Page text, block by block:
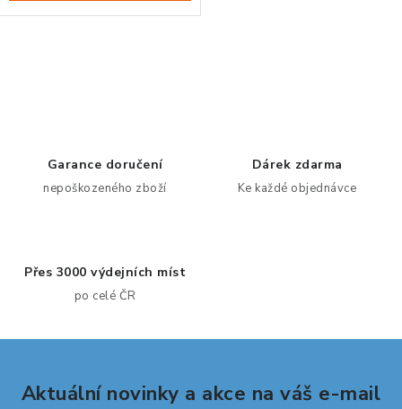
Garance doručení
nepoškozeného zboží
Dárek zdarma
Ke každé objednávce
Přes 3000 výdejních míst
po celé ČR
Aktuální novinky a akce na váš e-mail